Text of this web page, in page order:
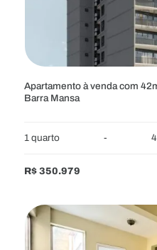
Apartamento à venda com
Barra Mansa
1 quarto -
R$ 350.979